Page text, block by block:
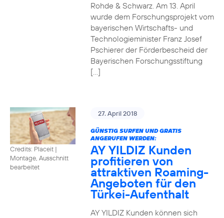
Rohde & Schwarz. Am 13. April
wurde dem Forschungsprojekt vom
bayerischen Wirtschafts- und
Technologieminister Franz Josef
Pschierer der Förderbescheid der
Bayerischen Forschungsstiftung
[…]
Credits: Placeit |
Montage, Ausschnitt
bearbeitet
27. April 2018
GÜNSTIG SURFEN UND GRATIS
ANGERUFEN WERDEN:
AY YILDIZ Kunden
profitieren von
attraktiven Roaming-
Angeboten für den
Türkei-Aufenthalt
AY YILDIZ Kunden können sich